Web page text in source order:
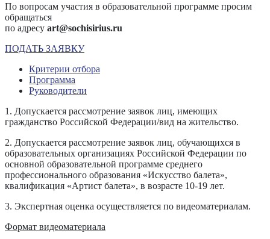
По вопросам участия в образовательной программе просим
обращаться
по адресу art@sochisirius.ru
ПОДАТЬ ЗАЯВКУ
Критерии отбора
Программа
Руководители
1. Допускается рассмотрение заявок лиц, имеющих
гражданство Российской Федерации/вид на жительство.
2. Допускается рассмотрение заявок лиц, обучающихся в
образовательных организациях Российской Федерации по
основной образовательной программе среднего
профессионального образования «Искусство балета»,
квалификация «Артист балета», в возрасте 10-19 лет.
3. Экспертная оценка осуществляется по видеоматериалам.
Формат видеоматериала